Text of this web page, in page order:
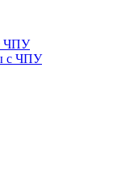
ЧПУ
с ЧПУ